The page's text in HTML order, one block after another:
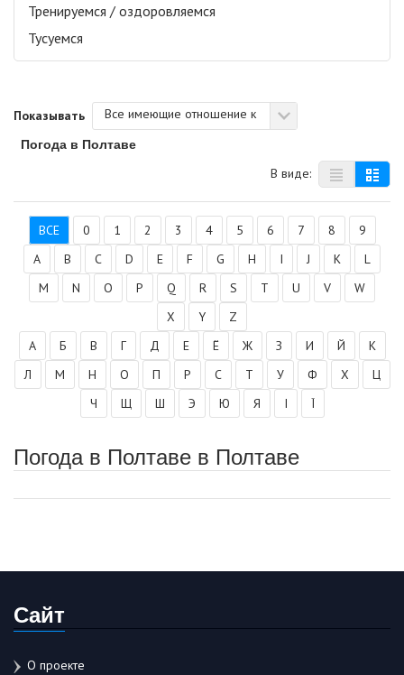
Тренируемся / оздоровляемся
Тусуемся
Показывать Все имеющие отношение к
Погода в Полтаве
В виде:
ВСЕ 0 1 2 3 4 5 6 7 8
9
A
B C D E F G H I J K
L
M
N O P Q R S T U V
W
X
Y
Z
А
Б В Г Д Е Ё Ж З И Й
К
Л
М Н О П Р С Т У Ф Х
Ц
Ч
Щ Ш Э Ю Я І Ї
Погода в Полтаве в Полтаве
Сайт
О проекте